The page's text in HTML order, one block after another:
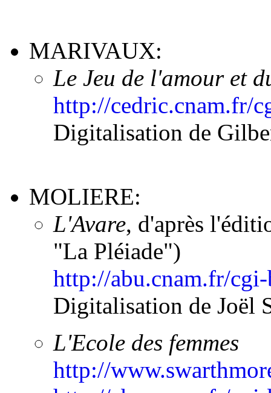
MARIVAUX:
Le Jeu de l'amour et
http://cedric.cnam.fr/
Digitalisation de
MOLIERE:
L'Avare, d'après
"La Pléiade")
http://abu.cnam.fr/
Digitalisation de Joël
L'Ecole des femmes
http://